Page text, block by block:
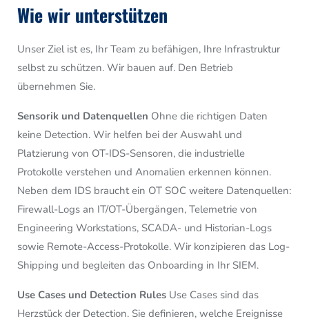
Wie wir unterstützen
Unser Ziel ist es, Ihr Team zu befähigen, Ihre Infrastruktur
selbst zu schützen. Wir bauen auf. Den Betrieb
übernehmen Sie.
Sensorik und Datenquellen Ohne die richtigen Daten
keine Detection. Wir helfen bei der Auswahl und
Platzierung von OT-IDS-Sensoren, die industrielle
Protokolle verstehen und Anomalien erkennen können.
Neben dem IDS braucht ein OT SOC weitere Datenquellen:
Firewall-Logs an IT/OT-Übergängen, Telemetrie von
Engineering Workstations, SCADA- und Historian-Logs
sowie Remote-Access-Protokolle. Wir konzipieren das Log-
Shipping und begleiten das Onboarding in Ihr SIEM.
Use Cases und Detection Rules Use Cases sind das
Herzstück der Detection. Sie definieren, welche Ereignisse